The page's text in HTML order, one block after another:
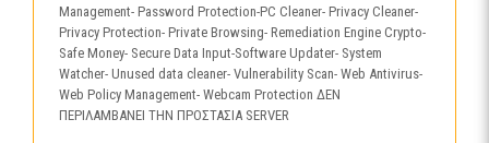
Management- Password Protection-PC Cleaner- Privacy Cleaner-
Privacy Protection- Private Browsing- Remediation Engine Crypto-
Safe Money- Secure Data Input-Software Updater- System
Watcher- Unused data cleaner- Vulnerability Scan- Web Antivirus-
Web Policy Management- Webcam Protection ΔΕΝ
ΠΕΡΙΛΑΜΒΑΝΕΙ ΤΗΝ ΠΡΟΣΤΑΣΙΑ SERVER